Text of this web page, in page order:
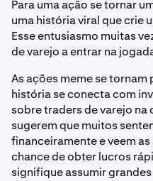
Para uma ação se tornar
uma história viral que crie
Esse entusiasmo muitas
de varejo a entrar na
As ações meme se
história se conecta com
sobre traders de varejo
sugerem que muitos
financeiramente e veem
chance de obter lucros
signifique assumir